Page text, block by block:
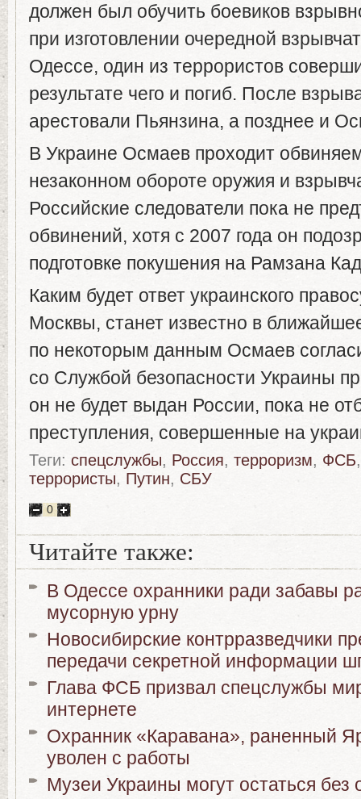
должен был обучить боевиков
при изготовлении очередной
Одессе, один из террористов
результате чего и погиб. После
арестовали Пьянзина, а позднее и
В Украине Осмаев проходит
незаконном обороте оружия и
Российские следователи пока не
обвинений, хотя с 2007 года он
подготовке покушения на Рамзана
Каким будет ответ украинского
Москвы, станет известно в
по некоторым данным Осмаев
со Службой безопасности Украины
он не будет выдан России, пока не
преступления, совершенные на
Теги: спецслужбы, Россия, терроризм, ФСБ
террористы, Путин, СБУ
0
Читайте также:
В Одессе охранники ради забавы
мусорную урну
Новосибирские контрразведчики
передачи секретной информации
Глава ФСБ призвал спецслужбы
интернете
Охранник «Каравана», раненный
уволен с работы
Музеи Украины могут остаться без